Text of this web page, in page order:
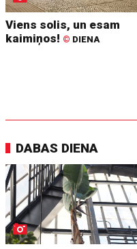
Viens solis, un esam
kaimiņos! © DIENA
DABAS DIENA